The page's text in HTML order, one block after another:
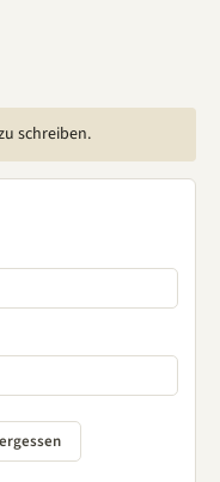
schreiben.